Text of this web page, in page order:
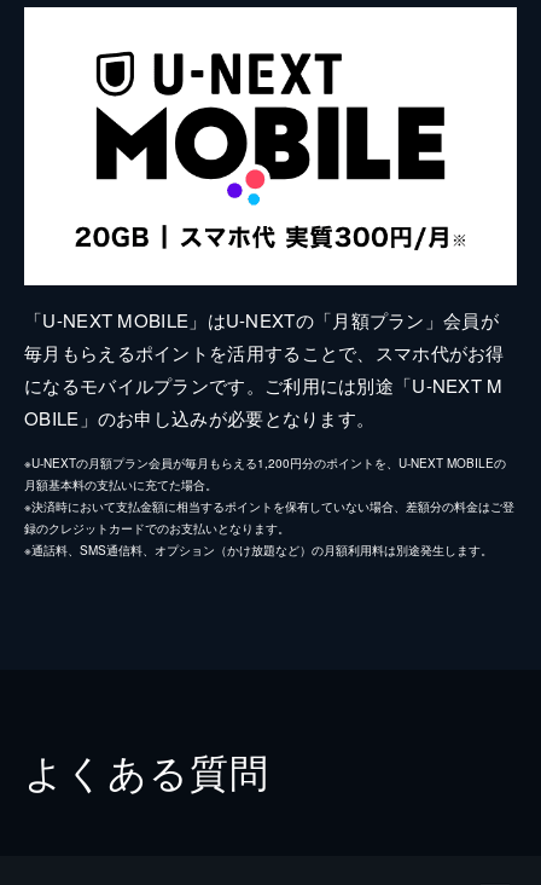
「U-NEXT MOBILE」はU-NEXTの「月額プラン」会員が
毎月もらえるポイントを活用することで、スマホ代がお得
になるモバイルプランです。ご利用には別途「U-NEXT M
OBILE」のお申し込みが必要となります。
※U-NEXTの月額プラン会員が毎月もらえる1,200円分のポイントを、U-NEXT MOBILEの
月額基本料の支払いに充てた場合。
※決済時において支払金額に相当するポイントを保有していない場合、差額分の料金はご登
録のクレジットカードでのお支払いとなります。
※通話料、SMS通信料、オプション（かけ放題など）の月額利用料は別途発生します。
よくある質問